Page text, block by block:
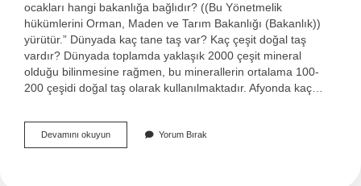
ocakları hangi bakanlığa bağlıdır? ((Bu Yönetmelik
hükümlerini Orman, Maden ve Tarım Bakanlığı (Bakanlık))
yürütür.” Dünyada kaç tane taş var? Kaç çeşit doğal taş
vardır? Dünyada toplamda yaklaşık 2000 çeşit mineral
olduğu bilinmesine rağmen, bu minerallerin ortalama 100-
200 çeşidi doğal taş olarak kullanılmaktadır. Afyonda kaç…
Devamını okuyunTürkiyede
Kaç
Yorum Bırak